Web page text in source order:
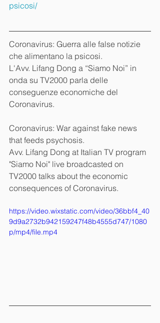
psicosi/
Coronavirus: Guerra alle false notizie
che alimentano la psicosi.
L'Avv. Lifang Dong a “Siamo Noi” in
onda su TV2000 parla delle
conseguenze economiche del
Coronavirus.
Coronavirus: War against fake news
that feeds psychosis.
Avv. Lifang Dong at Italian TV program
"Siamo Noi" live broadcasted on
TV2000 talks about the economic
consequences of Coronavirus.
https://video.wixstatic.com/video/36bbf4_40
9d9a2732b942159247f48b4555d747/1080
p/mp4/file.mp4